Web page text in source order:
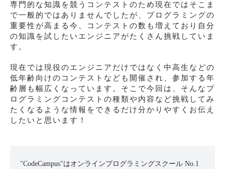
専門的な知識を競うコンテストのため現在ではそこま
で一般的ではありませんでしたが、プログラミングの
重要性が高まる今、コンテストの数も増えており自分
の知識を試したいエンジニアがたくさん挑戦していま
す。
現在では現役のエンジニアだけではなく中高生などの
低年齢向けのコンテストなども開催され、参加する年
齢層も幅広くなっています。そこで今回は、そんなプ
ログラミングコンテストの種類や内容など挑戦してみ
たくなるような情報をできるだけ分かりやすくお伝え
したいと思います！
"CodeCampus"はオンラインプログラミングスクール No.1